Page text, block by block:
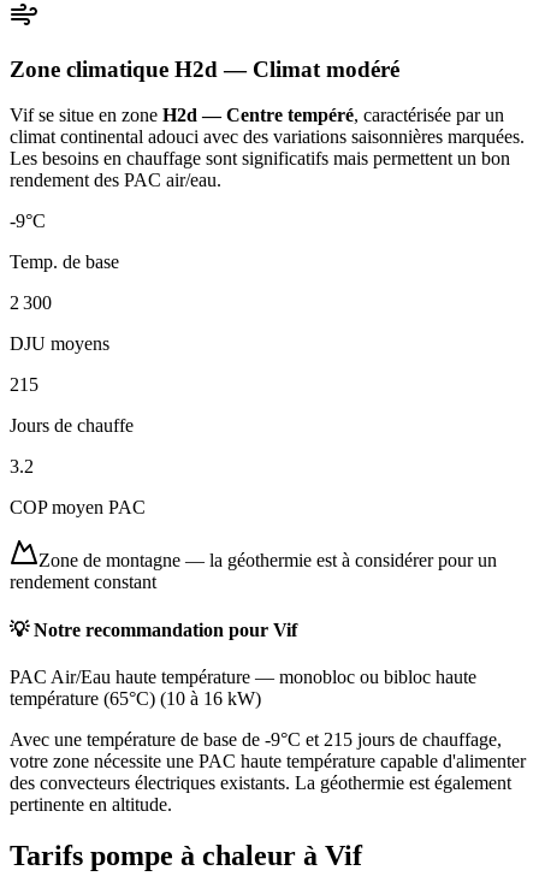
Zone climatique H2d — Climat modéré
Vifse situe en zone H2d — Centre tempéré, caractérisée par un
climat continental adouci avec des variations saisonnières marquées.
Les besoins en chauffage sont significatifs mais permettent un bon
rendement des PAC air/eau.
-9°C
Temp. de base
2 300
DJU moyens
215
Jours de chauffe
3.2
COP moyen PAC
Zone de montagne — la géothermie est à considérer pour un
rendement constant
💡 Notre recommandation pour Vif
PAC Air/Eau haute température — monobloc ou bibloc haute
température (65°C) (10 à 16 kW)
Avec une température de base de -9°C et 215 jours de chauffage,
votre zone nécessite une PAC haute température capable d'alimenter
des convecteurs électriques existants. La géothermie est également
pertinente en altitude.
Tarifs pompe à chaleur à Vif